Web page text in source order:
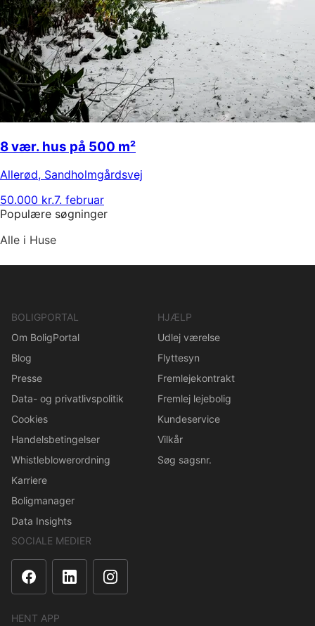
8 vær. hus på 500 m²
Allerød, Sandholmgårdsvej
50.000 kr.7. februar
Populære søgninger
Alle i Huse
BOLIGPORTAL
Om BoligPortal
Blog
Presse
Data- og privatlivspolitik
Cookies
Handelsbetingelser
Whistleblowerordning
Karriere
Boligmanager
Data Insights
HJÆLP
Udlej værelse
Flyttesyn
Fremlejekontrakt
Fremlej lejebolig
Kundeservice
Vilkår
Søg sagsnr.
SOCIALE MEDIER
HENT APP